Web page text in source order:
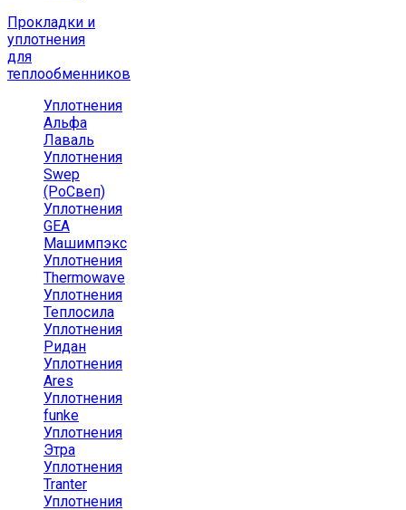
Прокладки и
уплотнения
для
теплообменников
Уплотнения
Альфа
Лаваль
Уплотнения
Swep
(РоСвеп)
Уплотнения
GEA
Машимпэкс
Уплотнения
Thermowave
Уплотнения
Теплосила
Уплотнения
Ридан
Уплотнения
Ares
Уплотнения
funke
Уплотнения
Этра
Уплотнения
Tranter
Уплотнения